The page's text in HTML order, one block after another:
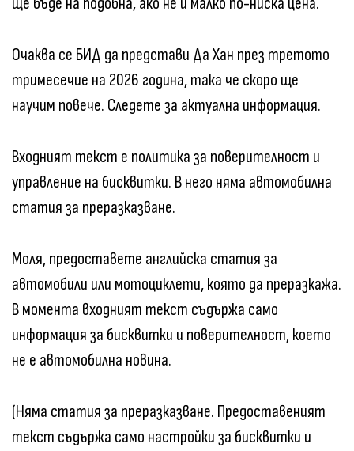
Очаква се БИД да представи Да Хан през третото
тримесечие на 2026 година, така че скоро ще
научим повече. Следете за актуална информация.
Входният текст е политика за поверителност и
управление на бисквитки. В него няма автомобилна
статия за преразказване.
Моля, предоставете английска статия за
автомобили или мотоциклети, която да преразкажа.
В момента входният текст съдържа само
информация за бисквитки и поверителност, което
не е автомобилна новина.
(Няма статия за преразказване. Предоставеният
текст съдържа само настройки за бисквитки и